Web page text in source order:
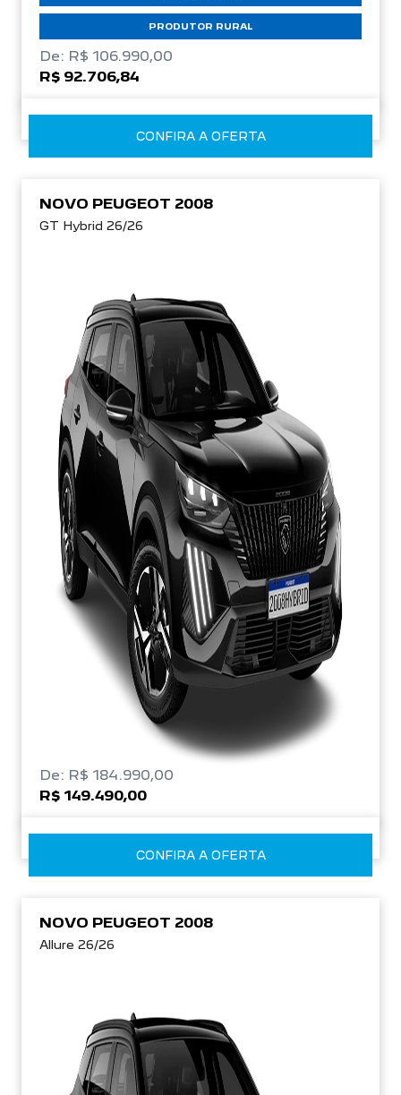
PRODUTOR RURAL
De: R$ 106.990,00
R$ 92.706,84
CONFIRA A OFERTA
NOVO PEUGEOT 2008
GT Hybrid 26/26
De: R$ 184.990,00
R$ 149.490,00
CONFIRA A OFERTA
NOVO PEUGEOT 2008
Allure 26/26